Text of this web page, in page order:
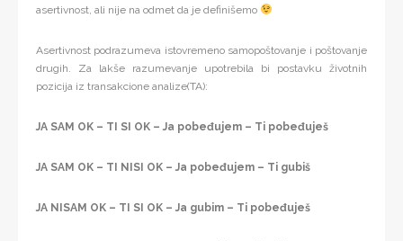
asertivnost, ali nije na odmet da je definišemo
Asertivnost podrazumeva istovremeno samopoštovanje i poštovanje
drugih. Za lakše razumevanje upotrebila bi postavku životnih
pozicija iz transakcione analize(TA):
JA SAM OK – TI SI OK – Ja pobeđujem – Ti pobeđuješ
JA SAM OK – TI NISI OK – Ja pobeđujem – Ti gubiš
JA NISAM OK – TI SI OK – Ja gubim – Ti pobeđuješ